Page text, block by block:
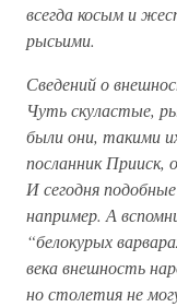
всегда косым и
рысьими.
Сведений о
Чуть скуластые,
были они, такими
посланник
И сегодня
например. А
“белокурых
века внешность
но столетия не